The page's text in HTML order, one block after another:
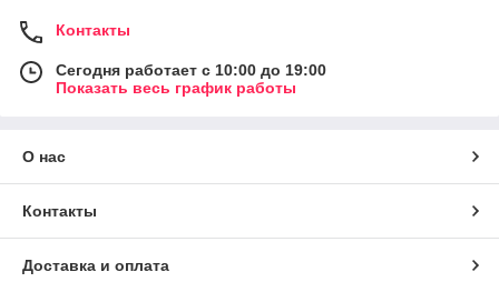
Контакты
Сегодня работает с 10:00 до 19:00
Показать весь график работы
О нас
Контакты
Доставка и оплата